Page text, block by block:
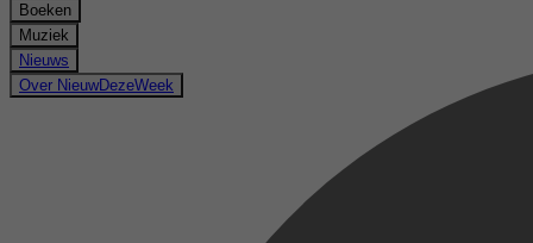
Boeken
Muziek
Nieuws
Over NieuwDezeWeek